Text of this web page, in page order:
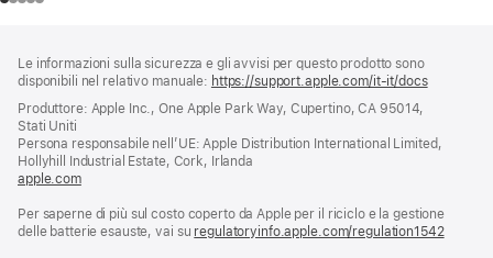
di
pagina
a
piè
di
pagina
Le informazioni sulla sicurezza e gli avvisi per questo prodotto sono
disponibili nel relativo manuale: https://support.apple.com/it-it/docs(si
finestra)
Produttore: Apple Inc., One Apple Park Way, Cupertino, CA 95014,
Stati Uniti
Persona responsabile nell’UE: Apple Distribution International Limited,
Hollyhill Industrial Estate, Cork, Irlanda
apple.com(si
una
nuova
Per saperne di più sul costo coperto da Apple per il riciclo e la gestione
delle batterie esauste, vai su regulatoryinfo.apple.com/regulation1542(si